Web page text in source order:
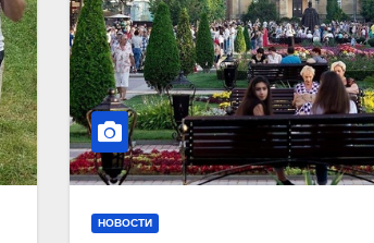
НОВОСТИ